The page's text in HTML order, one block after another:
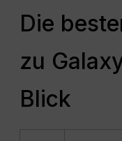
Die
zu
Blick